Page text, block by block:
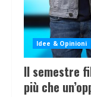
Idee & Opinioni
Il semestre
più che